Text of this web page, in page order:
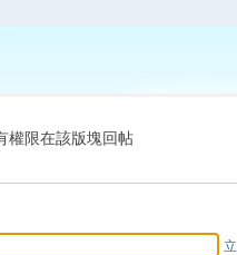
權限在該版塊回帖